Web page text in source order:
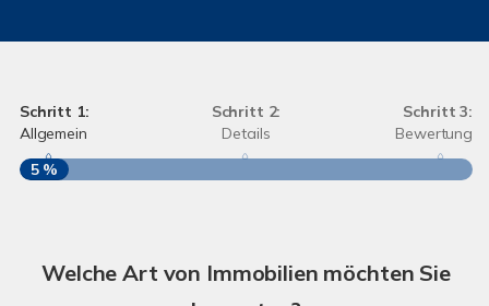
Schritt 1:
Allgemein
Schritt 2:
Details
Schritt 3:
Bewertung
5 %
Welche Art von Immobilien möchten Sie